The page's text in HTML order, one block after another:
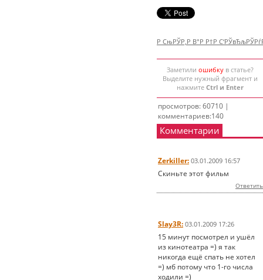
Р СњРЎР‚Р В°Р Р†Р
Заметили ошибкув статье?
Выделите нужный фрагмент и
нажмите Ctrl и Enter
просмотров: 60710 |
комментариев:140
Комментарии
Zerkiller: 03.01.2009 16:57
Скиньте этот фильм
Ответить
Slay3R: 03.01.2009 17:26
15 минут посмотрел и ушёл
из кинотеатра =) я так
никогда ещё спать не хотел
=) мб потому что 1-го числа
ходили =)